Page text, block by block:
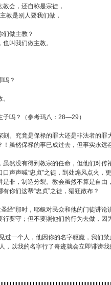
会，还自称是宗徒，
是别人要我们做，
们做主教？
叫我们做主教。
吗？
子吗？（参考玛八：28—29）
。究竟是保禄的罪大还是非法者的罪
虽然保禄的事已成过去，但事实永远
然没有得到教宗的任命，但他们对传
声声喊“忠贞”之徒，到处煽风点火，
非，制造分裂。教会虽然不算是自由
你们这帮“忠贞”之徒，猖狂散布？
经“那时，耶稣对民众和他的门徒讲
行要守；但不要照他们的行为去做，
过一个人，他因你的名字驱魔，我们
，以我的名字行了奇迹就会立即诽谤